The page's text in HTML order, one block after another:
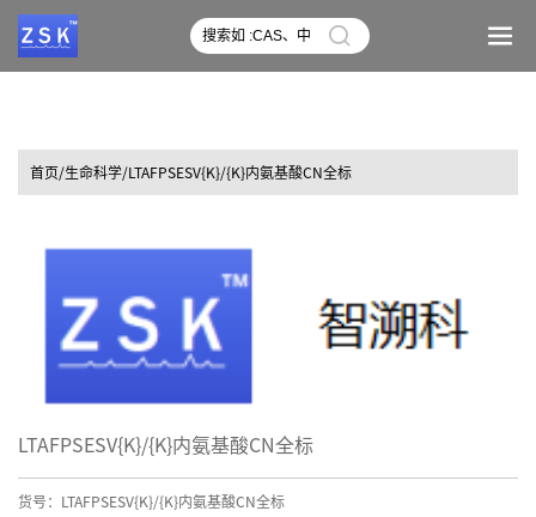
首页/生命科学/LTAFPSESV{K}/{K}内氨基酸CN全标
LTAFPSESV{K}/{K}内氨基酸CN全标
货号：LTAFPSESV{K}/{K}内氨基酸CN全标